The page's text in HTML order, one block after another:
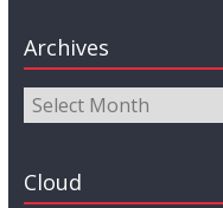
Archives
Cloud